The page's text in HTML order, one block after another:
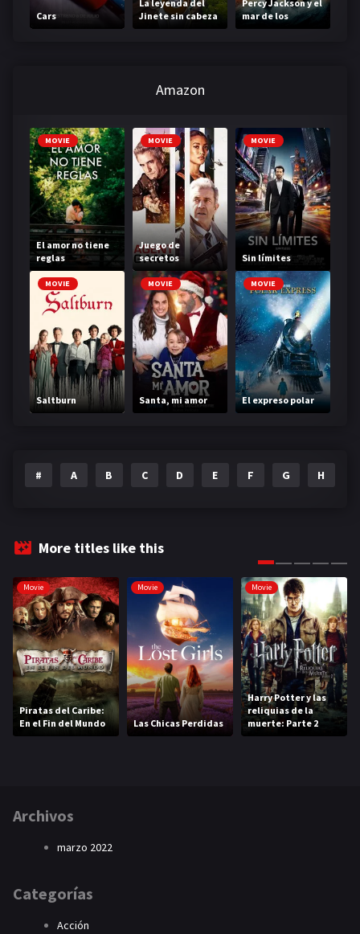
Cars
La leyenda del
Jinete sin cabeza
Percy Jackson y el
mar de los
monstruos
Amazon
MOVIE
El amor no tiene
reglas
MOVIE
Juego de
secretos
MOVIE
Sin límites
MOVIE
Saltburn
MOVIE
Santa, mi amor
MOVIE
El expreso polar
# A B C D E F G H
More titles like this
Movie
Piratas del Caribe:
En el Fin del Mundo
Movie
Las Chicas Perdidas
Movie
Harry Potter y las
reliquias de la
muerte: Parte 2
Archivos
marzo 2022
Categorías
Acción